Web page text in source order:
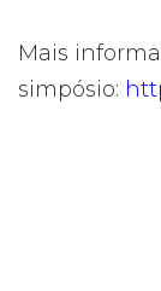
Mais
simpósio: